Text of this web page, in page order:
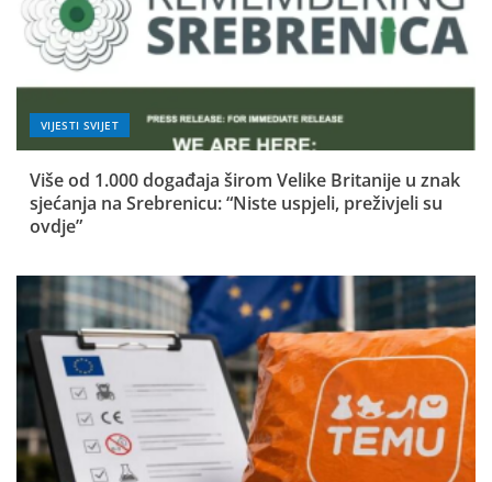
VIJESTI SVIJET
Više od 1.000 događaja širom Velike Britanije u znak
sjećanja na Srebrenicu: “Niste uspjeli, preživjeli su
ovdje”